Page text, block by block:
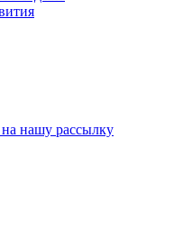
нашу рассылку